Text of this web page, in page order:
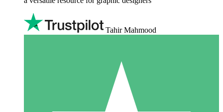
Tahir Mahmood